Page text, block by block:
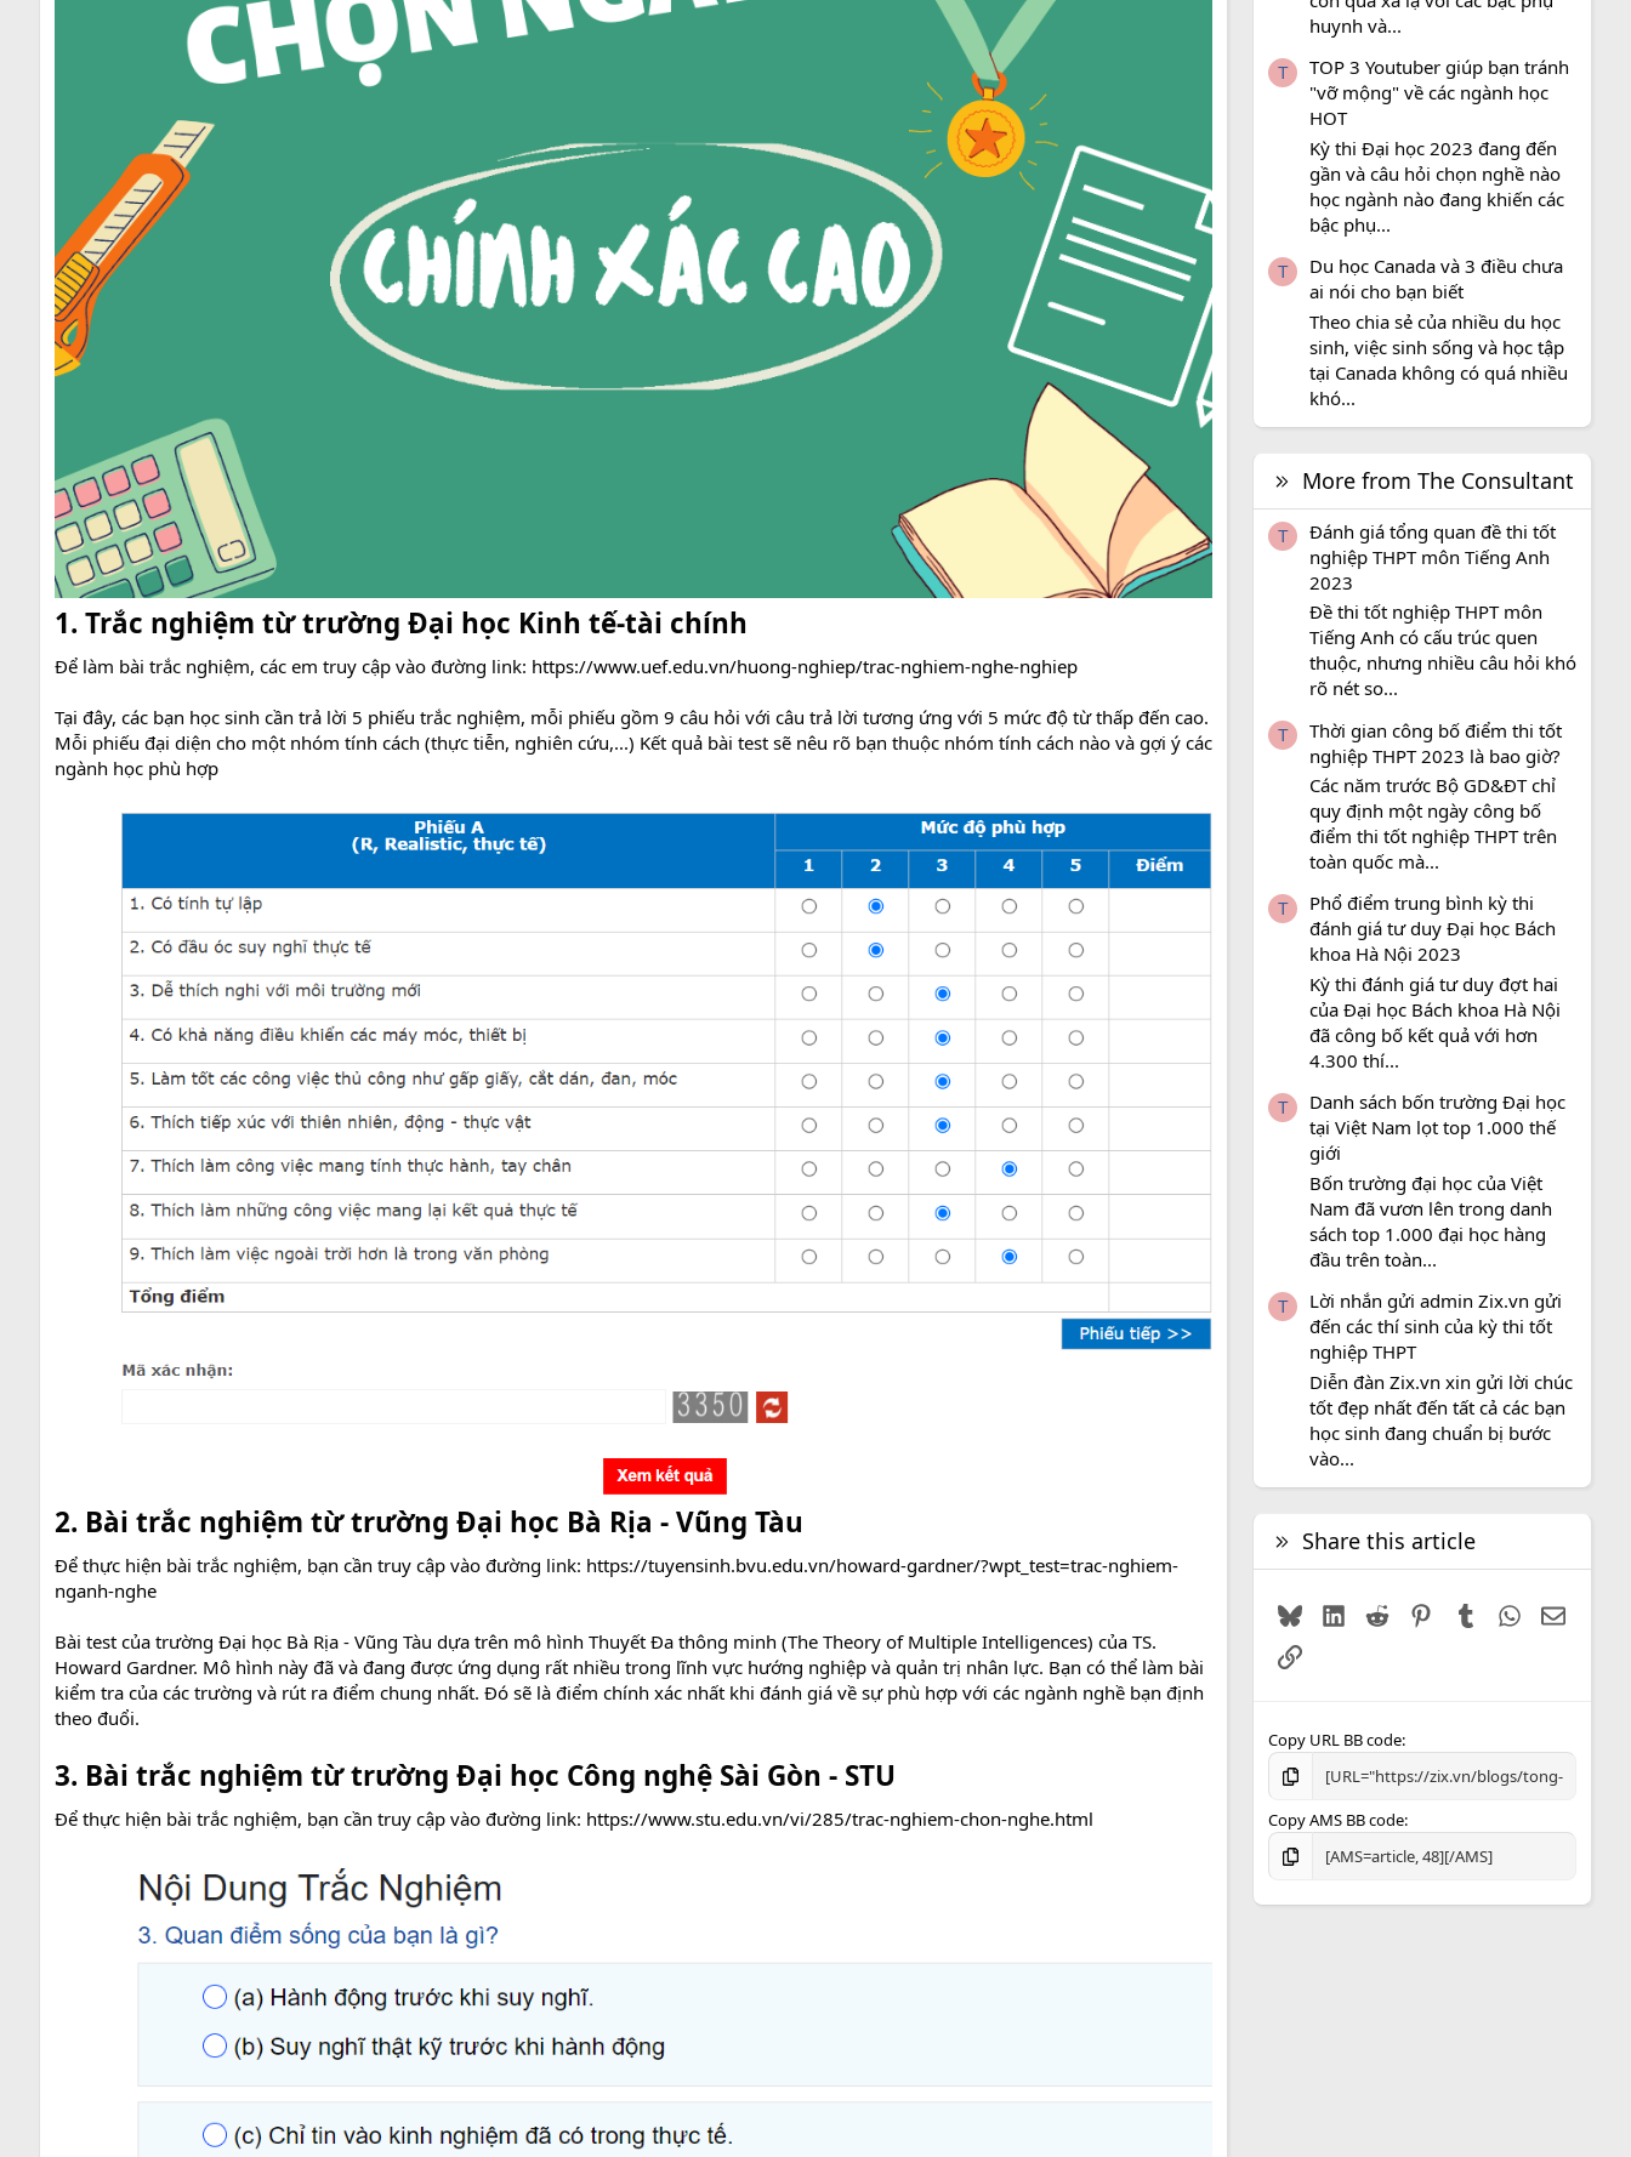
1. Trắc nghiệm từ trường Đại học Kinh tế-tài chính
Để làm bài trắc nghiệm, các em truy cập vào đường link: https://www.uef.edu.vn/huong-nghiep/trac-nghiem-nghe-nghiep
Tại đây, các bạn học sinh cần trả lời 5 phiếu trắc nghiệm, mỗi phiếu gồm 9 câu hỏi với câu trả lời tương ứng với 5 mức độ từ thấp đến cao.
Mỗi phiếu đại diện cho một nhóm tính cách (thực tiễn, nghiên cứu,...) Kết quả bài test sẽ nêu rõ bạn thuộc nhóm tính cách nào và gợi ý các
ngành học phù hợp
2. Bài trắc nghiệm từ trường Đại học Bà Rịa - Vũng Tàu
Để thực hiện bài trắc nghiệm, bạn cần truy cập vào đường link: https://tuyensinh.bvu.edu.vn/howard-gardner/?wpt_test=trac-nghiem-
nganh-nghe
Bài test của trường Đại học Bà Rịa - Vũng Tàu dựa trên mô hình Thuyết Đa thông minh (The Theory of Multiple Intelligences) của TS.
Howard Gardner. Mô hình này đã và đang được ứng dụng rất nhiều trong lĩnh vực hướng nghiệp và quản trị nhân lực. Bạn có thể làm bài
kiểm tra của các trường và rút ra điểm chung nhất. Đó sẽ là điểm chính xác nhất khi đánh giá về sự phù hợp với các ngành nghề bạn định
theo đuổi.
3. Bài trắc nghiệm từ trường Đại học Công nghệ Sài Gòn - STU
Để thực hiện bài trắc nghiệm, bạn cần truy cập vào đường link: https://www.stu.edu.vn/vi/285/trac-nghiem-chon-nghe.html
huynh và...
T
TOP 3 Youtuber giúp bạn tránh
"vỡ mộng" về các ngành học
HOT
Kỳ thi Đại học 2023 đang đến
gần và câu hỏi chọn nghề nào
học ngành nào đang khiến các
bậc phụ...
T
Du học Canada và 3 điều chưa
ai nói cho bạn biết
Theo chia sẻ của nhiều du học
sinh, việc sinh sống và học tập
tại Canada không có quá nhiều
khó...
More from The Consultant
T
Đánh giá tổng quan đề thi tốt
nghiệp THPT môn Tiếng Anh
2023
Đề thi tốt nghiệp THPT môn
Tiếng Anh có cấu trúc quen
thuộc, nhưng nhiều câu hỏi khó
rõ nét so...
T
Thời gian công bố điểm thi tốt
nghiệp THPT 2023 là bao giờ?
Các năm trước Bộ GD&ĐT chỉ
quy định một ngày công bố
điểm thi tốt nghiệp THPT trên
toàn quốc mà...
T
Phổ điểm trung bình kỳ thi
đánh giá tư duy Đại học Bách
khoa Hà Nội 2023
Kỳ thi đánh giá tư duy đợt hai
của Đại học Bách khoa Hà Nội
đã công bố kết quả với hơn
4.300 thí...
T
Danh sách bốn trường Đại học
tại Việt Nam lọt top 1.000 thế
giới
Bốn trường đại học của Việt
Nam đã vươn lên trong danh
sách top 1.000 đại học hàng
đầu trên toàn...
T
Lời nhắn gửi admin Zix.vn gửi
đến các thí sinh của kỳ thi tốt
nghiệp THPT
Diễn đàn Zix.vn xin gửi lời chúc
tốt đẹp nhất đến tất cả các bạn
học sinh đang chuẩn bị bước
vào...
Share this article
BlueskyLinkedIn
Reddit PinterestTumblrWhatsApp
Email
Link
Copy URL BB code
Copy AMS BB code